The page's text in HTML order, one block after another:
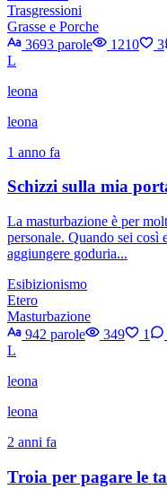
Trasgressioni
Grasse e Porche
3693 parole
1210 3
L
leona
leona
1 anno fa
Schizzi sulla mia
La masturbazione è per
personale. Quando sei così
aggiungere goduria...
Esibizionismo
Etero
Masturbazione
942 parole
349 1
L
leona
leona
2 anni fa
Troia per pagare le